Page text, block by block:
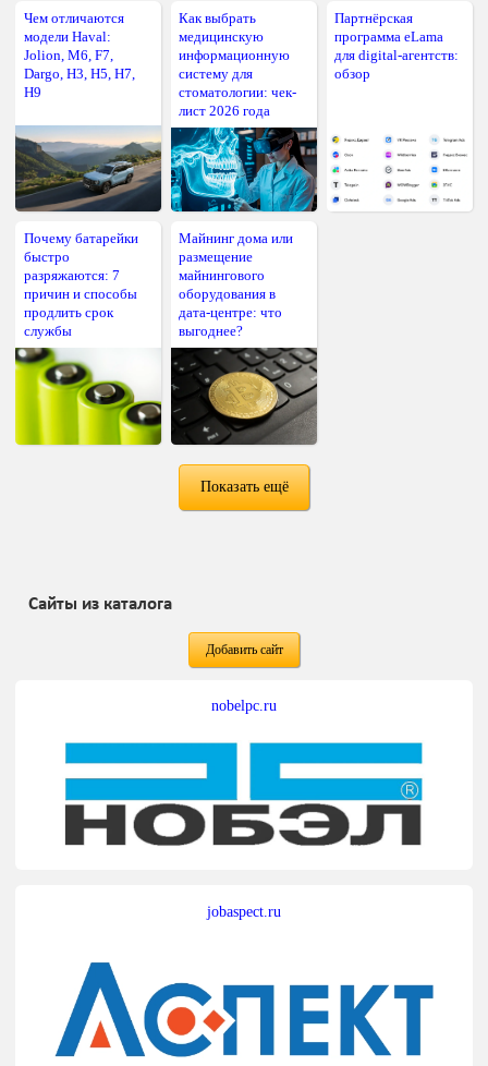
Чем отличаются
модели Haval:
Jolion, M6, F7,
Dargo, H3, H5, H7,
H9
Как выбрать
медицинскую
информационную
систему для
стоматологии: чек-
лист 2026 года
Партнёрская
программа eLama
для digital-агентств:
обзор
Почему батарейки
быстро
разряжаются: 7
причин и способы
продлить срок
службы
Майнинг дома или
размещение
майнингового
оборудования в
дата-центре: что
выгоднее?
Показать ещё
Сайты из каталога
Добавить сайт
nobelpc.ru
jobaspect.ru